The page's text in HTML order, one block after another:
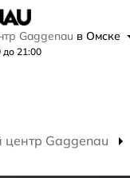
Gaggenau в Омске
до 21:00
Gaggenau